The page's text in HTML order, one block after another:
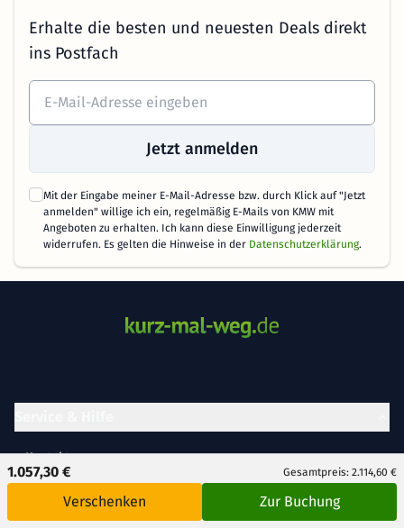
1.057,30 € Gesamtpreis: 2.114,60 €
Verschenken Zur Buchung
Erhalte die besten und neuesten Deals direkt
ins Postfach
Jetzt anmelden
Mit der Eingabe meiner E-Mail-Adresse bzw. durch Klick auf "Jetzt
anmelden" willige ich ein, regelmäßig E-Mails von KMW mit
Angeboten zu erhalten. Ich kann diese Einwilligung jederzeit
widerrufen. Es gelten die Hinweise in der Datenschutzerklärung.
Kontakt
Buchung stornieren